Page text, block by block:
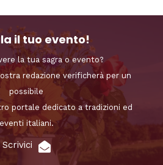
il tuo evento!
la tua sagra o evento?
redazione verificherà per un
possibile
portale dedicato a tradizioni ed
eventi italiani.
Scrivici